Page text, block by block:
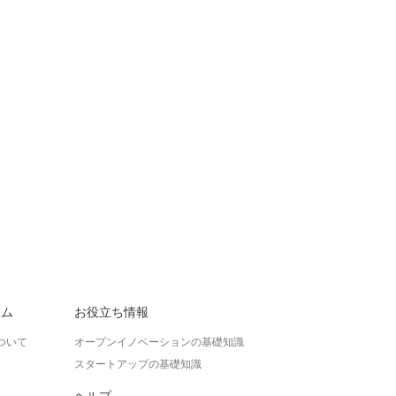
いて
お役立ち情報
オープンイノベーションの基礎知識
スタートアップの基礎知識